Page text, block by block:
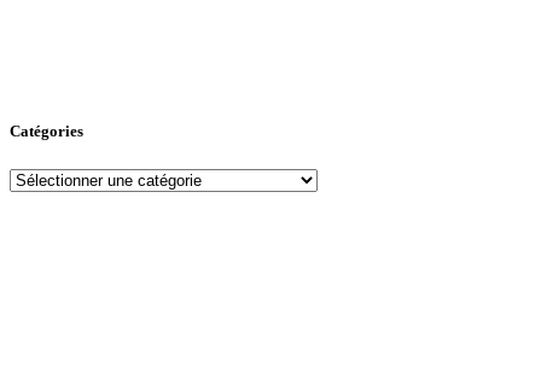
Catégories
Catégories